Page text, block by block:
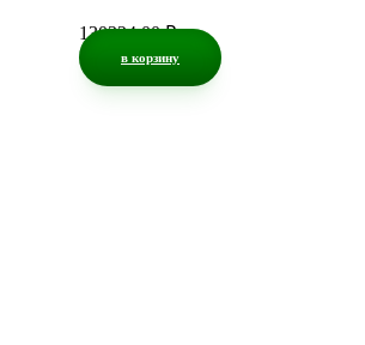
130324,00₽
в корзину